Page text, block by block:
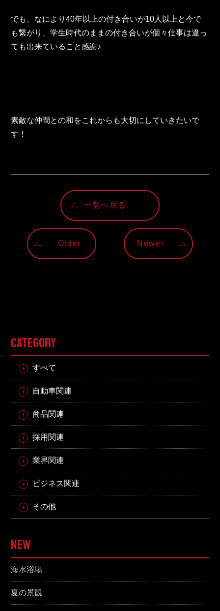
でも、なにより40年以上の付き合いが10人以上と今で
も繋がり、学生時代のままの付き合いが個々仕事は違っ
ても出来ていること感謝♪
素敵な仲間との和をこれからも大切にしていきたいで
す！
一覧へ戻る
Older Newer
CATEGORY
すべて
自動車関連
商品関連
採用関連
業界関連
ビジネス関連
その他
NEW
海水浴場
夏の景観